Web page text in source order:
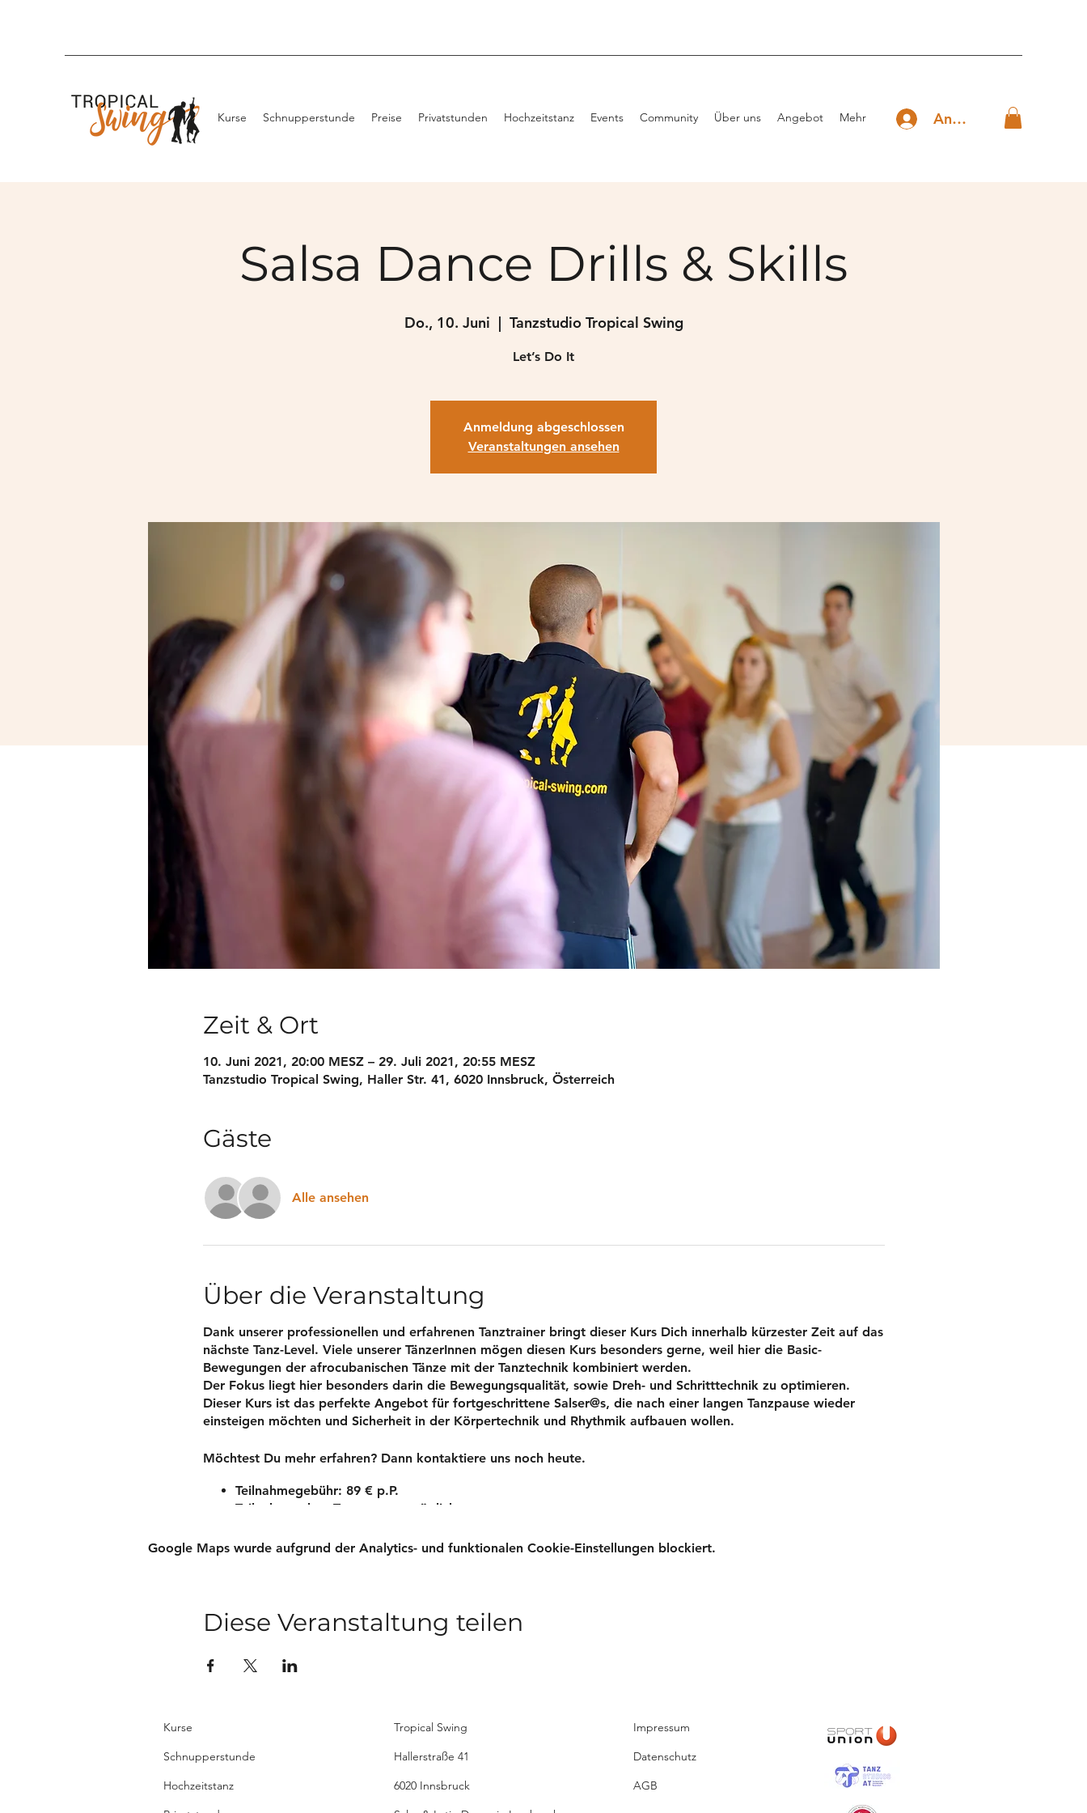
Kurse Schnupperstunde Preise Privatstunden Hochzeitstanz Events Community Über uns Angebot Mehr Anmelden
Salsa Dance Drills & Skills
Do., 10. Juni
  |
Tanzstudio Tropical Swing
Let’s Do It
Anmeldung abgeschlossen
Veranstaltungen ansehen
Zeit & Ort
10. Juni 2021, 20:00 MESZ – 29. Juli 2021, 20:55 MESZ
Tanzstudio Tropical Swing, Haller Str. 41, 6020 Innsbruck, Österreich
Gäste
Alle ansehen
Über die Veranstaltung
Dank unserer professionellen und erfahrenen Tanztrainer bringt dieser Kurs Dich innerhalb kürzester Zeit auf das
nächste Tanz-Level. Viele unserer TänzerInnen mögen diesen Kurs besonders gerne, weil hier die Basic-
Bewegungen der afrocubanischen Tänze mit der Tanztechnik kombiniert werden.
Der Fokus liegt hier besonders darin die Bewegungsqualität, sowie Dreh- und Schritttechnik zu optimieren.
Dieser Kurs ist das perfekte Angebot für fortgeschrittene Salser@s‚ die nach einer langen Tanzpause wieder
einsteigen möchten und Sicherheit in der Körpertechnik und Rhythmik aufbauen wollen.
​Möchtest Du mehr erfahren? Dann kontaktiere uns noch heute.
Teilnahmegebühr: 89 € p.P.
Teilnahme ohne Tanzpartner möglich
Kurszeit: 20.00 - 20:55 Uhr
Google Maps wurde aufgrund der Analytics- und funktionalen Cookie-Einstellungen blockiert.
Diese Veranstaltung teilen
Kurse
Schnupperstunde
Hochzeitstanz
Tropical Swing
Hallerstraße 41
6020 Innsbruck
Impressum
Datenschutz
AGB